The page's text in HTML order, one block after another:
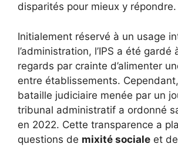
disparités pour mieux y répondre.
Initialement réservé à un usage
l’administration, l’IPS a été gardé
regards par crainte d’alimenter
entre établissements.
bataille judiciaire menée par un
tribunal administratif a ordonné
en 2022. Cette transparence a
questions de mixité sociale et